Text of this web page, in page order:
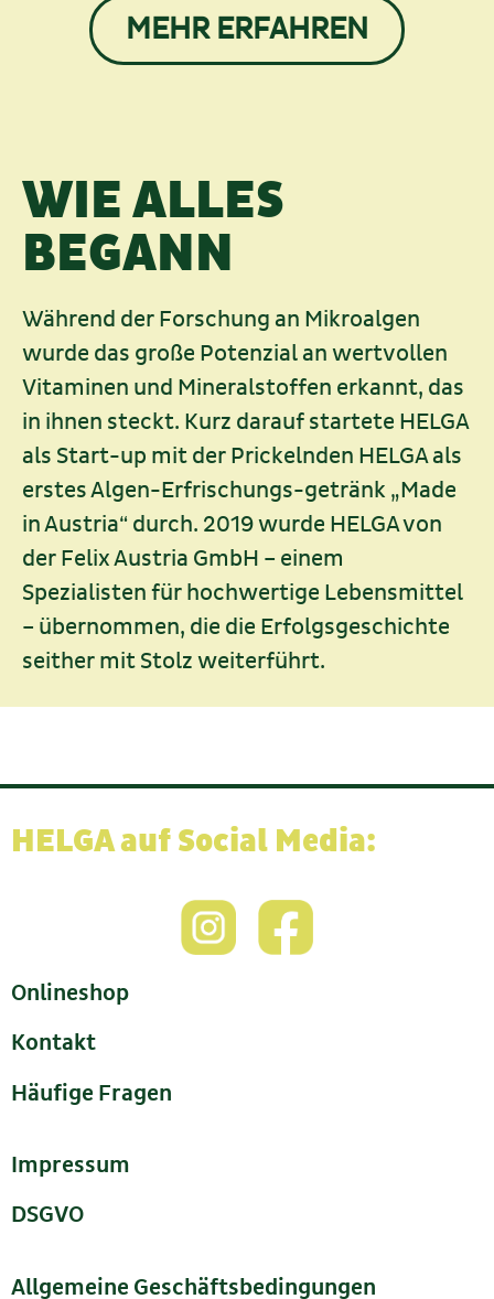
MEHR ERFAHREN
WIE ALLES
BEGANN
Während der Forschung an Mikroalgen
wurde das große Potenzial an wertvollen
Vitaminen und Mineralstoffen erkannt, das
in ihnen steckt. Kurz darauf startete HELGA
als Start-up mit der Prickelnden HELGA als
erstes Algen-Erfrischungs-getränk „Made
in Austria“ durch. 2019 wurde HELGA von
der Felix Austria GmbH – einem
Spezialisten für hochwertige Lebensmittel
– übernommen, die die Erfolgsgeschichte
seither mit Stolz weiterführt.
HELGA auf Social Media:
Onlineshop
Kontakt
Häufige Fragen
Impressum
DSGVO
Allgemeine Geschäftsbedingungen